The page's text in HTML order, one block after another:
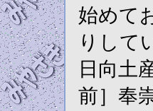
始めて
りして
日向土
前］奉